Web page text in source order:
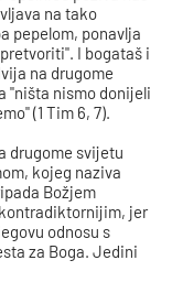
na tako
pepelom, ponavlja
I bogataš i
na drugome
"ništa nismo donijeli
(1 Tim 6, 7).
drugome svijetu
kojeg naziva
Božjem
jer
odnosu s
za Boga. Jedini